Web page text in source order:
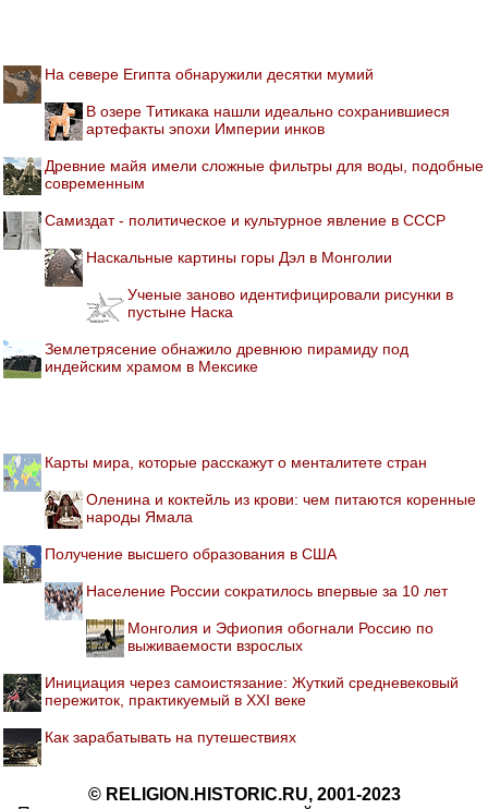
На севере Египта обнаружили десятки мумий
В озере Титикака нашли идеально сохранившиеся
артефакты эпохи Империи инков
Древние майя имели сложные фильтры для воды, подобные
современным
Самиздат - политическое и культурное явление в СССР
Наскальные картины горы Дэл в Монголии
Ученые заново идентифицировали рисунки в
пустыне Наска
Землетрясение обнажило древнюю пирамиду под
индейским храмом в Мексике
Карты мира, которые расскажут о менталитете стран
Оленина и коктейль из крови: чем питаются коренные
народы Ямала
Получение высшего образования в США
Население России сократилось впервые за 10 лет
Монголия и Эфиопия обогнали Россию по
выживаемости взрослых
Инициация через самоистязание: Жуткий средневековый
пережиток, практикуемый в XXI веке
Как зарабатывать на путешествиях
© RELIGION.HISTORIC.RU, 2001-2023